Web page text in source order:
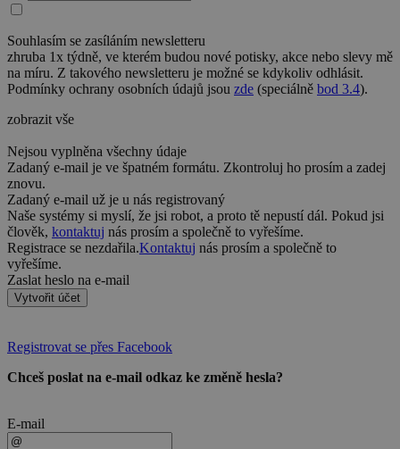
Souhlasím se zasíláním newsletteru
zhruba 1x týdně, ve kterém budou nové potisky, akce nebo slevy mě
na míru. Z takového newsletteru je možné se kdykoliv odhlásit.
Podmínky ochrany osobních údajů jsou zde (speciálně bod 3.4).
zobrazit vše
Nejsou vyplněna všechny údaje
Zadaný e-mail je ve špatném formátu. Zkontroluj ho prosím a zadej
znovu.
Zadaný e-mail už je u nás registrovaný
Naše systémy si myslí, že jsi robot, a proto tě nepustí dál. Pokud jsi
člověk, kontaktuj nás prosím a společně to vyřešíme.
Registrace se nezdařila.Kontaktuj nás prosím a společně to
vyřešíme.
Zaslat heslo na e-mail
Vytvořit účet
Registrovat se přes Facebook
Chceš poslat na e-mail odkaz ke změně hesla?
E-mail